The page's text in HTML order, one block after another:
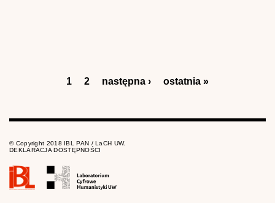
1 2 następna › ostatnia »
© Copyright 2018 IBL PAN / LaCH UW.
DEKLARACJA DOSTĘPNOŚCI